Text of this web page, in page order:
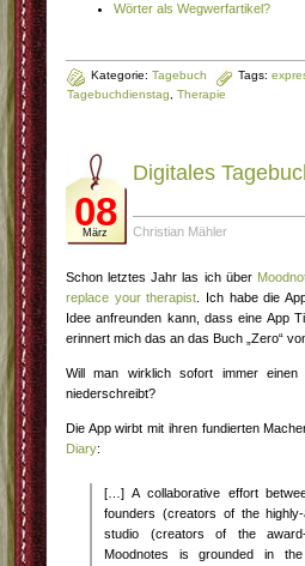
Wörter als Wegwerfartikel?
Kategorie: Tagebuch Tags:
Tagebuchdienstag
Therapie
08
März
Digitales
Christian Mähler
Schon letztes Jahr las ich über
replace your therapist . Ich habe die
Idee anfreunden kann, dass eine App
erinnert mich das an das Buch „Zero“
Will man wirklich sofort immer
niederschreibt?
Die App wirbt mit ihren fundierten
Diary:
[…] A collaborative effort
founders (creators of the
studio (creators of the award-
Moodnotes is grounded in the